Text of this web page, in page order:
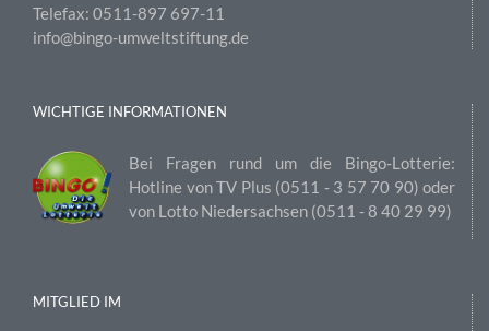
Telefax: 0511-897 697-11
info@bingo-umweltstiftung.de
WICHTIGE INFORMATIONEN
Bei Fragen rund um die Bingo-Lotterie:
Hotline von TV Plus (0511 ‑ 3 57 70 90) oder
von Lotto Niedersachsen (0511 ‑ 8 40 29 99)
MITGLIED IM